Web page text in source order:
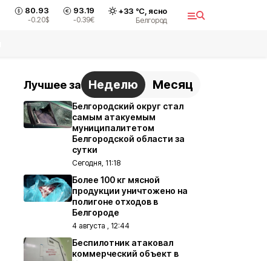
80.93
-0.20$
93.19
-0.39€
+33 °С, ясно
Белгород
Лучшее за Неделю Месяц
Белгородский округ стал
самым атакуемым
муниципалитетом
Белгородской области за
сутки
Сегодня, 11:18
Более 100 кг мясной
продукции уничтожено на
полигоне отходов в
Белгороде
4 августа , 12:44
Беспилотник атаковал
коммерческий объект в